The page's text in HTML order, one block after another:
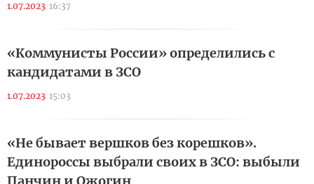
1.07.2023 16:37
«Коммунисты России» определились с
кандидатами в ЗСО
1.07.2023 15:03
«Не бывает вершков без корешков».
Единороссы выбрали своих в ЗСО: выбыли